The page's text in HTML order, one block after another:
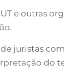
e outras
juristas
do